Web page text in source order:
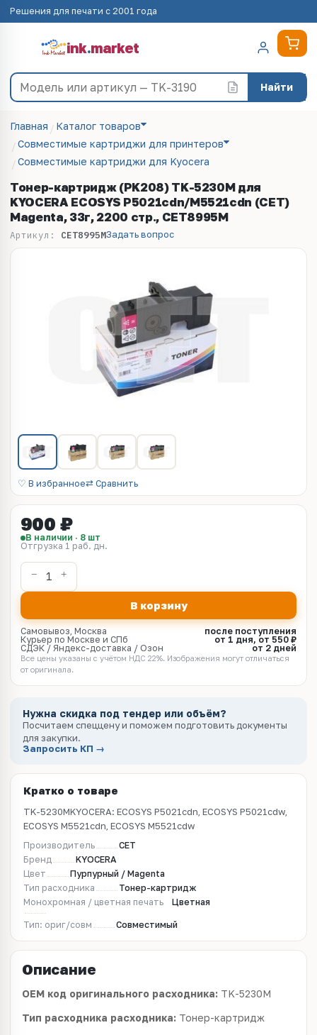
Решения для печати с 2001 года
ink.market
Найти
Главная
Каталог товаров
Совместимые картриджи для принтеров
Совместимые картриджи для Kyocera
Тонер-картридж (PK208) TK-5230M для
KYOCERA ECOSYS P5021cdn/M5521cdn (CET)
Magenta, 33г, 2200 стр., CET8995M
Артикул: CET8995MЗадать вопрос
♡ В избранное⇄ Сравнить
900 ₽
В наличии · 8 шт
Отгрузка 1 раб. дн.
В корзину
Самовывоз, Москва
после поступления
Курьер по Москве и СПб
от 1 дня, от 550 ₽
СДЭК / Яндекс-доставка / Озон
от 2 дней
Все цены указаны с учётом НДС 22%. Изображения могут отличаться
от оригинала.
Нужна скидка под тендер или объём?
Посчитаем спеццену и поможем подготовить документы
для закупки.
Запросить КП →
Кратко о товаре
TK-5230MKYOCERA: ECOSYS P5021cdn, ECOSYS P5021cdw,
ECOSYS M5521cdn, ECOSYS M5521cdw
Производитель
CET
Бренд
KYOCERA
Цвет
Пурпурный / Magenta
Тип расходника
Тонер-картридж
Монохромная / цветная печать
Цветная
Тип: ориг/совм Совместимый
Описание
OEM код оригинального расходника: TK-5230M
Тип расходника расходника: Тонер-картридж